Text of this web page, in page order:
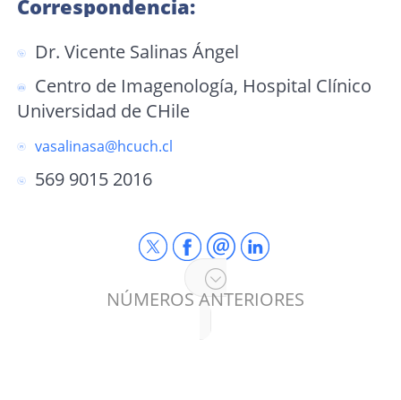
Correspondencia:
Dr. Vicente Salinas Ángel
Centro de Imagenología, Hospital Clínico
Universidad de CHile
vasalinasa@hcuch.cl
569 9015 2016
NÚMEROS ANTERIORES